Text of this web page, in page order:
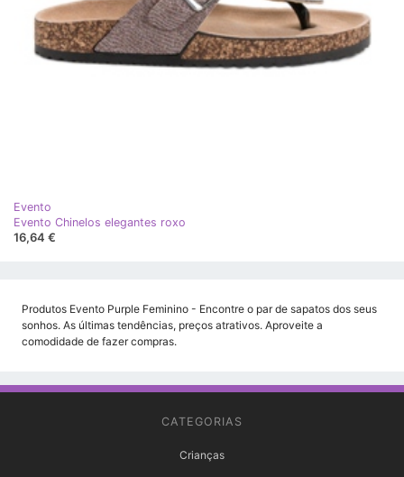
Evento
Evento Chinelos elegantes roxo
16,64 €
Produtos Evento Purple Feminino - Encontre o par de sapatos dos seus
sonhos. As últimas tendências, preços atrativos. Aproveite a
comodidade de fazer compras.
CATEGORIAS
Crianças